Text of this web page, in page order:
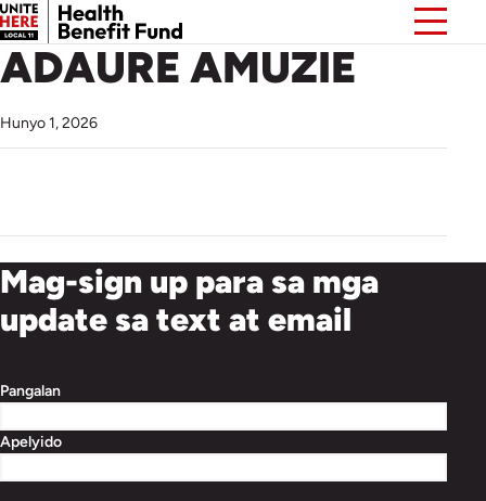
ADAURE AMUZIE
Hunyo 1, 2026
Mag-sign up para sa mga
update sa text at email
Pangalan
Apelyido